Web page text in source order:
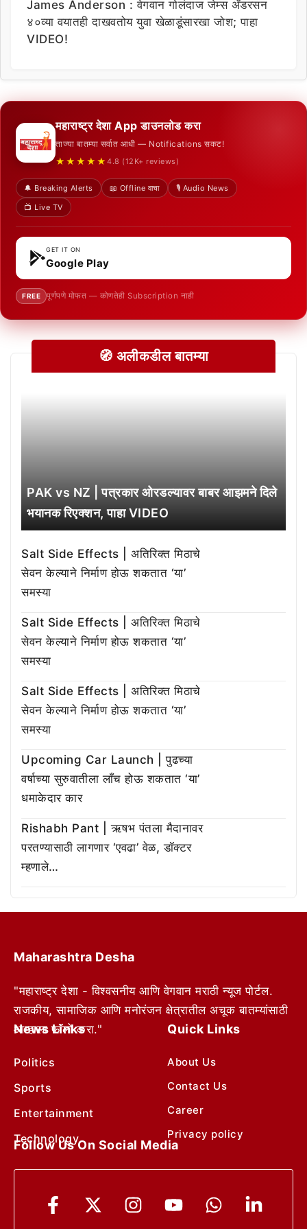
James Anderson : वेगवान गोलंदाज जेम्स अँडरसन
४०व्या वयातही दाखवतोय युवा खेळाडूंसारखा जोश; पाहा
VIDEO!
महाराष्ट्र देशा App डाउनलोड करा
ताज्या बातम्या सर्वात आधी — Notifications सकट!
★★★★★ 4.8 (12K+ reviews)
🔔 Breaking Alerts 📖 Offline वाचा
🎙️ Audio News
📺 Live TV
GET IT ON
Google Play
FREE पूर्णपणे मोफत — कोणतेही Subscription नाही
🧭 अलीकडील बातम्या
PAK vs NZ | पत्रकार ओरडल्यावर बाबर आझमने दिले
भयानक रिएक्शन, पाहा VIDEO
Salt Side Effects | अतिरिक्त मिठाचे
सेवन केल्याने निर्माण होऊ शकतात ‘या’
समस्या
Salt Side Effects | अतिरिक्त मिठाचे
सेवन केल्याने निर्माण होऊ शकतात ‘या’
समस्या
Salt Side Effects | अतिरिक्त मिठाचे
सेवन केल्याने निर्माण होऊ शकतात ‘या’
समस्या
Upcoming Car Launch | पुढच्या
वर्षाच्या सुरुवातीला लाँच होऊ शकतात ‘या’
धमाकेदार कार
Rishabh Pant | ऋषभ पंतला मैदानावर
परतण्यासाठी लागणार ‘एवढा’ वेळ, डॉक्टर
म्हणाले…
Maharashtra Desha
"महाराष्ट्र देशा - विश्वसनीय आणि वेगवान मराठी न्यूज पोर्टल.
राजकीय, सामाजिक आणि मनोरंजन क्षेत्रातील अचूक बातम्यांसाठी
आम्हाला फॉलो करा."
News Links
Politics
Sports
Entertainment
Technology
Quick Links
About Us
Contact Us
Career
Privacy policy
Follow Us On Social Media